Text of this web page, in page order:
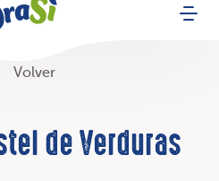
Menu
Volver
de Verduras